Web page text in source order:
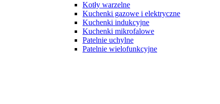
Kotły warzelne
Kuchenki gazowe i elektryczne
Kuchenki indukcyjne
Kuchenki mikrofalowe
Patelnie uchylne
Patelnie wielofunkcyjne